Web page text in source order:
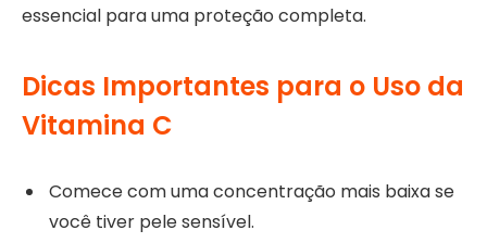
essencial para uma proteção completa.
Dicas Importantes para o Uso da
Vitamina C
Comece com uma concentração mais baixa se
você tiver pele sensível.